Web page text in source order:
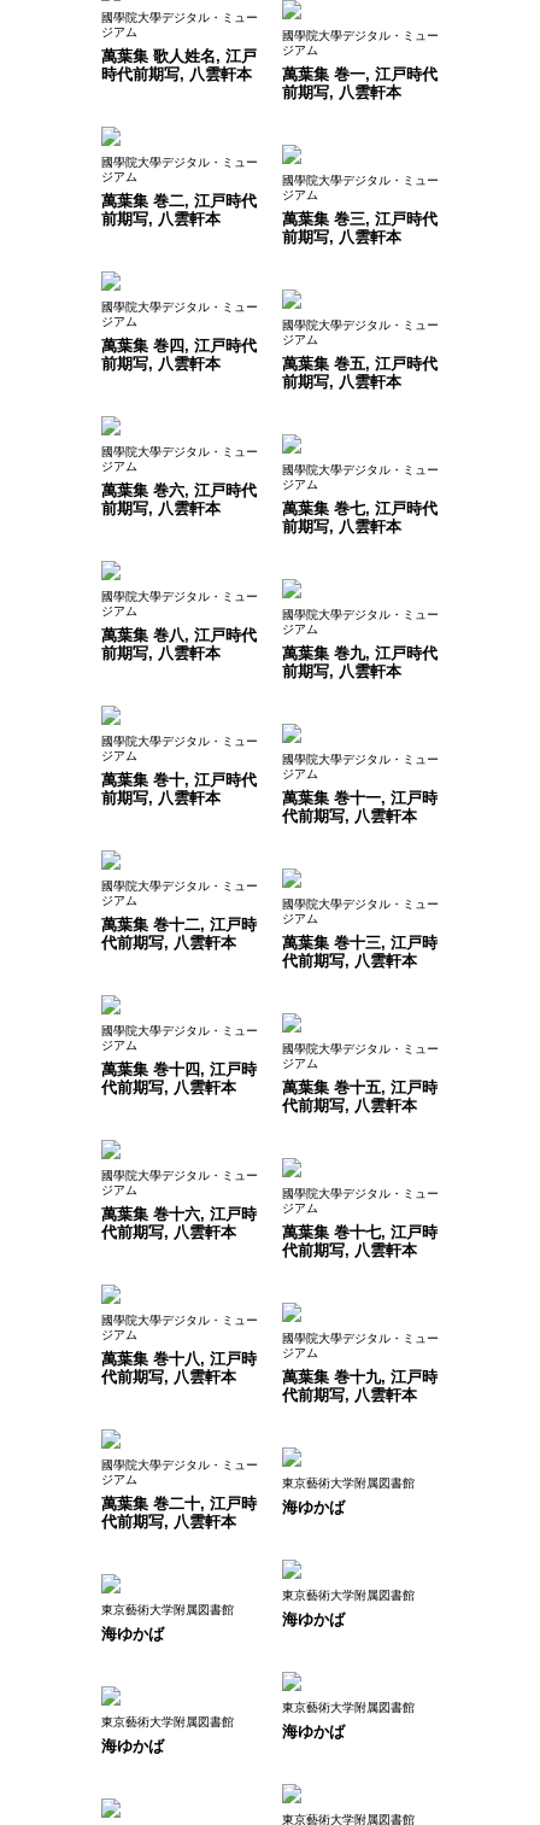
國學院大學デジタル・ミュー
ジアム
萬葉集 歌人姓名, 江戸
時代前期写, 八雲軒本
國學院大學デジタル・ミュー
ジアム
萬葉集 巻一, 江戸時代
前期写, 八雲軒本
國學院大學デジタル・ミュー
ジアム
萬葉集 巻二, 江戸時代
前期写, 八雲軒本
國學院大學デジタル・ミュー
ジアム
萬葉集 巻三, 江戸時代
前期写, 八雲軒本
國學院大學デジタル・ミュー
ジアム
萬葉集 巻四, 江戸時代
前期写, 八雲軒本
國學院大學デジタル・ミュー
ジアム
萬葉集 巻五, 江戸時代
前期写, 八雲軒本
國學院大學デジタル・ミュー
ジアム
萬葉集 巻六, 江戸時代
前期写, 八雲軒本
國學院大學デジタル・ミュー
ジアム
萬葉集 巻七, 江戸時代
前期写, 八雲軒本
國學院大學デジタル・ミュー
ジアム
萬葉集 巻八, 江戸時代
前期写, 八雲軒本
國學院大學デジタル・ミュー
ジアム
萬葉集 巻九, 江戸時代
前期写, 八雲軒本
國學院大學デジタル・ミュー
ジアム
萬葉集 巻十, 江戸時代
前期写, 八雲軒本
國學院大學デジタル・ミュー
ジアム
萬葉集 巻十一, 江戸時
代前期写, 八雲軒本
國學院大學デジタル・ミュー
ジアム
萬葉集 巻十二, 江戸時
代前期写, 八雲軒本
國學院大學デジタル・ミュー
ジアム
萬葉集 巻十三, 江戸時
代前期写, 八雲軒本
國學院大學デジタル・ミュー
ジアム
萬葉集 巻十四, 江戸時
代前期写, 八雲軒本
國學院大學デジタル・ミュー
ジアム
萬葉集 巻十五, 江戸時
代前期写, 八雲軒本
國學院大學デジタル・ミュー
ジアム
萬葉集 巻十六, 江戸時
代前期写, 八雲軒本
國學院大學デジタル・ミュー
ジアム
萬葉集 巻十七, 江戸時
代前期写, 八雲軒本
國學院大學デジタル・ミュー
ジアム
萬葉集 巻十八, 江戸時
代前期写, 八雲軒本
國學院大學デジタル・ミュー
ジアム
萬葉集 巻十九, 江戸時
代前期写, 八雲軒本
國學院大學デジタル・ミュー
ジアム
萬葉集 巻二十, 江戸時
代前期写, 八雲軒本
東京藝術大学附属図書館
海ゆかば
東京藝術大学附属図書館
海ゆかば
東京藝術大学附属図書館
海ゆかば
東京藝術大学附属図書館
海ゆかば
東京藝術大学附属図書館
海ゆかば
東京藝術大学附属図書館